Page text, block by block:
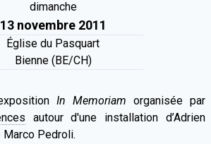
dimanche
13 novembre 2011
Église du Pasquart
Bienne (BE/CH)
In Memoriam organisée par
autour d'une installation d’Adrien
Pedroli.